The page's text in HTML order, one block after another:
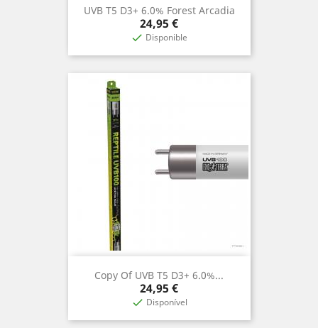
UVB T5 D3+ 6.0% Forest Arcadia
Prix
24,95 €
 Disponible
Copy Of UVB T5 D3+ 6.0%...
Prix
24,95 €
 Disponível